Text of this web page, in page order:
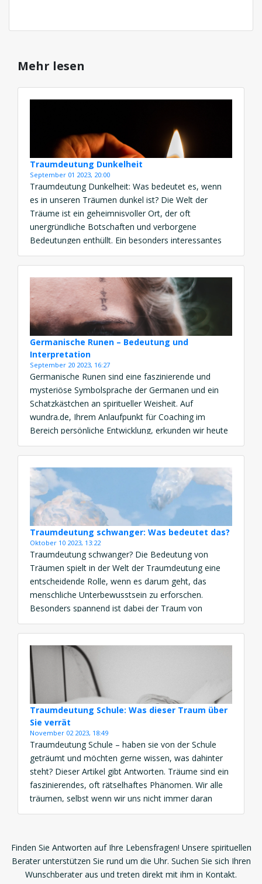
Mehr lesen
Traumdeutung Dunkelheit
September 01 2023, 20:00
Traumdeutung Dunkelheit: Was bedeutet es, wenn
es in unseren Träumen dunkel ist? Die Welt der
Träume ist ein geheimnisvoller Ort, der oft
unergründliche Botschaften und verborgene
Bedeutungen enthüllt. Ein besonders interessantes
und mysteriöses Element, das in Träumen auftaucht,
ist die Dunkelheit. Die Traumdeutung Dunkelheit ist
eine fesselnde Reise in die Tiefen unseres
Unterbewusstseins, die uns […]
Germanische Runen – Bedeutung und
Interpretation
September 20 2023, 16:27
Germanische Runen sind eine faszinierende und
mysteriöse Symbolsprache der Germanen und ein
Schatzkästchen an spiritueller Weisheit. Auf
wundra.de, Ihrem Anlaufpunkt für Coaching im
Bereich persönliche Entwicklung, erkunden wir heute
die faszinierende Welt der germanischen Runen. Von
ihrer Geschichte bis zur Bedeutung und Interpretation
– tauchen Sie ein in die Welt der Runenmagie.
Geschichte der germanischen […]
Traumdeutung schwanger: Was bedeutet das?
Oktober 10 2023, 13:22
Traumdeutung schwanger? Die Bedeutung von
Träumen spielt in der Welt der Traumdeutung eine
entscheidende Rolle, wenn es darum geht, das
menschliche Unterbewusstsein zu erforschen.
Besonders spannend ist dabei der Traum von
Schwangerschaft und seine symbolische Tiefe. In
diesem Artikel bieten wir einen umfassenden
Überblick darüber, was es bedeutet, von
Schwangerschaft zu träumen, und welche
vielschichtigen […]
Traumdeutung Schule: Was dieser Traum über
Sie verrät
November 02 2023, 18:49
Traumdeutung Schule – haben sie von der Schule
geträumt und möchten gerne wissen, was dahinter
steht? Dieser Artikel gibt Antworten. Träume sind ein
faszinierendes, oft rätselhaftes Phänomen. Wir alle
träumen, selbst wenn wir uns nicht immer daran
erinnern können. Aber was steckt hinter unseren
Finden Sie Antworten auf Ihre Lebensfragen! Unsere spirituellen
Berater unterstützen Sie rund um die Uhr. Suchen Sie sich Ihren
Wunschberater aus und treten direkt mit ihm in Kontakt.